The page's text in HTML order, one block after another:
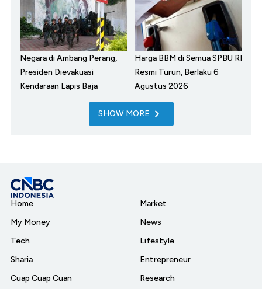
Negara di Ambang Perang,
Presiden Dievakuasi
Kendaraan Lapis Baja
Harga BBM di Semua SPBU RI
Resmi Turun, Berlaku 6
Agustus 2026
SHOW MORE
Home
My Money
Tech
Sharia
Cuap Cuap Cuan
Market
News
Lifestyle
Entrepreneur
Research